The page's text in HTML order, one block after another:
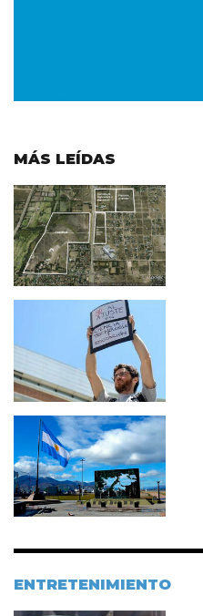
MÁS LEÍDAS
Imagen
Imagen
ENTRETENIMIENTO